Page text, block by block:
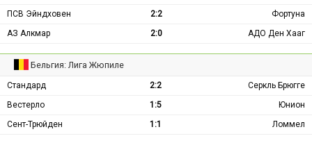
ПСВ Эйндховен
2:2
Фортуна
АЗ Алкмар
2:0 АДО Ден Хааг
Бельгия: Лига Жюпиле
Стандард 2:2
Серкль Брюгге
Вестерло
1:5
Юнион
Сент-Трюйден
1:1 Ломмел